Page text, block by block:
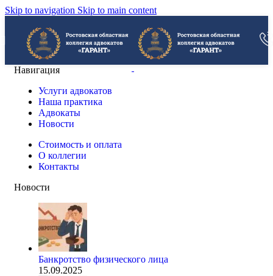
Skip to navigation Skip to main content
Навигация
Услуги адвокатов
Наша практика
Адвокаты
Новости
Стоимость и оплата
О коллегии
Контакты
Новости
Банкротство физического лица
15.09.2025